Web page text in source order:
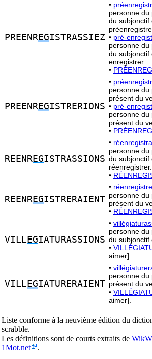
PREENREGISTRASSIEZ
•
personne du
du subjonctif
• pré-
personne du
du subjonctif
enregistrer.
•
PREENREGISTRERIONS
•
personne du
présent du
• pré-
personne du
présent du
•
REENREGISTRASSIONS
•
personne du
du subjonctif
réenregistrer.
•
REENREGISTRERAIENT
•
personne du
présent du
•
VILL EGIATURASSIONS
•
personne du
du subjonctif
•
aimer].
VILL EGIATURERAIENT
•
personne du
présent du
•
aimer].
Liste conforme à la neuvième édition du
scrabble.
Les définitions sont de courts extraits de
1Mot.net
.